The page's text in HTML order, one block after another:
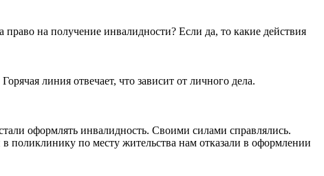
на получение инвалидности? Если да, то какие действия
линия отвечает, что зависит от личного дела.
оформлять инвалидность. Своими силами справлялись.
поликлинику по месту жительства нам отказали в оформлении